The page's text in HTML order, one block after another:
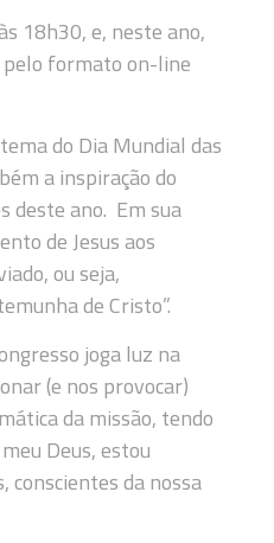
18h30, e, neste ano,
pelo formato on-line
do Dia Mundial das
a inspiração do
deste ano. Em sua
de Jesus aos
ou seja,
de Cristo”.
joga luz na
(e nos provocar)
da missão, tendo
Deus, estou
conscientes da nossa